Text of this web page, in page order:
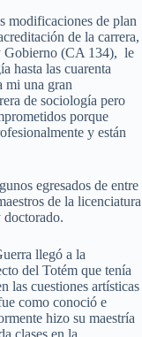
modificaciones de plan
de la carrera,
Gobierno (CA 134), le
hasta las cuarenta
mi una gran
de sociología pero
porque
y están
egresados de entre
de la licenciatura
doctorado.
llegó a la
del Totém que tenía
las cuestiones artísticas
como conoció e
hizo su maestría